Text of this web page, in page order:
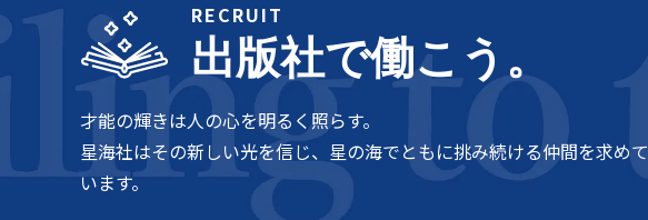
RECRUIT
出版社で働こう。
才能の輝きは人の心を明るく照らす。
星海社はその新しい光を信じ、星の海でともに挑み続ける仲間を求めて
います。